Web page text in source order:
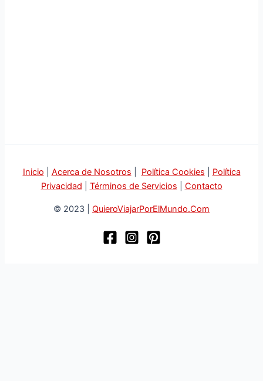
Inicio Acerca de Nosotros Política Cookies
Política
Privacidad
Términos de Servicios Contacto
© 2023 | QuieroViajarPorElMundo.Com